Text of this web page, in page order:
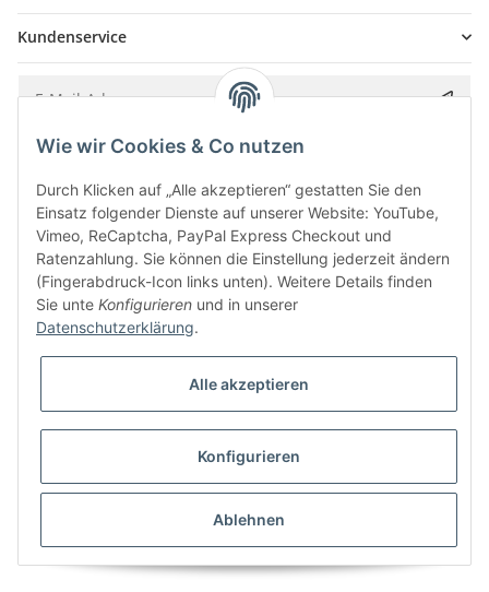
Kundenservice
Bitte senden Sie mir entsprechend IhrerDatenschutzerklärung
* Alle Preise inkl. gesetzlicher USt., zzgl.
Besucherzähler: 5854236
UmsetzungVlarom E-Commerce Agentur| Powered byJTL-Shop|
CLEARIX JTL-Shop Template
Wie wir Cookies & Co nutzen
Durch Klicken auf „Alle akzeptieren“ gestatten Sie den
Einsatz folgender Dienste auf unserer Website: YouTube,
Vimeo, ReCaptcha, PayPal Express Checkout und
Ratenzahlung. Sie können die Einstellung jederzeit ändern
(Fingerabdruck-Icon links unten). Weitere Details finden
Sie unte Konfigurieren und in unserer
Datenschutzerklärung.
Alle akzeptieren
Konfigurieren
Ablehnen